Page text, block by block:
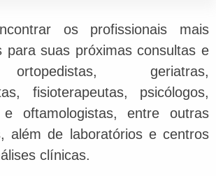
os profissionais mais
para suas próximas consultas e
geriatras,
fisioterapeutas, psicólogos,
e oftamologistas, entre outras
além de laboratórios e centros
clínicas.